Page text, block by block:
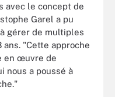
avec le concept de
Garel a pu
gérer de multiples
"Cette approche
en œuvre de
nous a poussé à